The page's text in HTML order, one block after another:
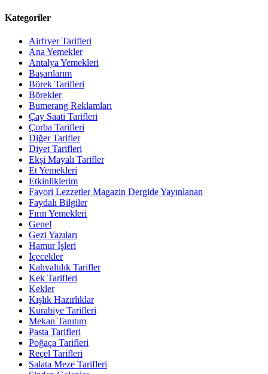
Kategoriler
Airfryer Tarifleri
Ana Yemekler
Antalya Yemekleri
Başarılarım
Börek Tarifleri
Börekler
Bumerang Reklamları
Çay Saati Tarifleri
Çorba Tarifleri
Diğer Tarifler
Diyet Tarifleri
Ekşi Mayalı Tarifler
Et Yemekleri
Etkinliklerim
Favori Lezzetler Magazin Dergide Yayınlanan
Faydalı Bilgiler
Fırın Yemekleri
Genel
Gezi Yazıları
Hamur İşleri
İçecekler
Kahvaltılık Tarifler
Kek Tarifleri
Kekler
Kışlık Hazırlıklar
Kurabiye Tarifleri
Mekan Tanıtım
Pasta Tarifleri
Poğaça Tarifleri
Reçel Tarifleri
Salata Meze Tarifleri